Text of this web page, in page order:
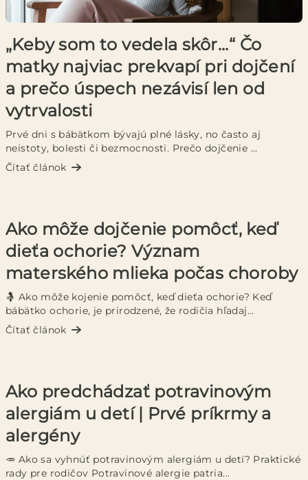
n
k
o
v
„Keby som to vedela skôr...“ Čo
matky najviac prekvapí pri dojčení
a prečo úspech nezávisí len od
vytrvalosti
Prvé dni s bábätkom bývajú plné lásky, no často aj
neistoty, bolesti či bezmocnosti. Prečo dojčenie ...
Čítať článok
Ako môže dojčenie pomôcť, keď
dieťa ochorie? Význam
materského mlieka počas choroby
🤱 Ako môže kojenie pomôcť, keď dieťa ochorie? Keď
bábätko ochorie, je prirodzené, že rodičia hľadaj...
Čítať článok
Ako predchádzať potravinovým
alergiám u detí | Prvé príkrmy a
alergény
🥕 Ako sa vyhnúť potravinovým alergiám u detí? Praktické
rady pre rodičov Potravinové alergie patria...